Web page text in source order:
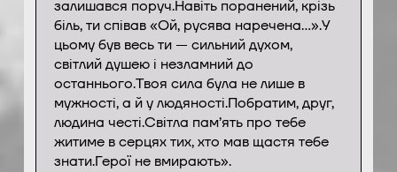
залишався поруч.Навіть поранений, крізь
біль, ти співав «Ой, русява наречена…».У
цьому був весь ти — сильний духом,
світлий душею і незламний до
останнього.Твоя сила була не лише в
мужності, а й у людяності.Побратим, друг,
людина честі.Світла пам’ять про тебе
житиме в серцях тих, хто мав щастя тебе
знати.Герої не вмирають».